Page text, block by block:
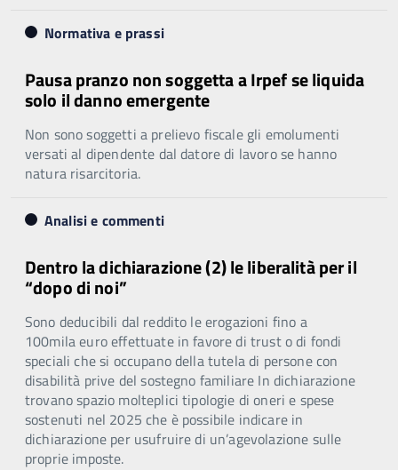
Normativa e prassi
Pausa pranzo non soggetta a Irpef se liquida
solo il danno emergente
Non sono soggetti a prelievo fiscale gli emolumenti
versati al dipendente dal datore di lavoro se hanno
natura risarcitoria.
Analisi e commenti
Dentro la dichiarazione (2) le liberalità per il
“dopo di noi”
Sono deducibili dal reddito le erogazioni fino a
100mila euro effettuate in favore di trust o di fondi
speciali che si occupano della tutela di persone con
disabilità prive del sostegno familiare In dichiarazione
trovano spazio molteplici tipologie di oneri e spese
sostenuti nel 2025 che è possibile indicare in
dichiarazione per usufruire di un’agevolazione sulle
proprie imposte.